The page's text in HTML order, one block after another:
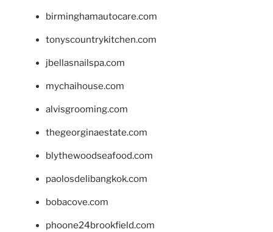
birminghamautocare.com
tonyscountrykitchen.com
jbellasnailspa.com
mychaihouse.com
alvisgrooming.com
thegeorginaestate.com
blythewoodseafood.com
paolosdelibangkok.com
bobacove.com
phoone24brookfield.com